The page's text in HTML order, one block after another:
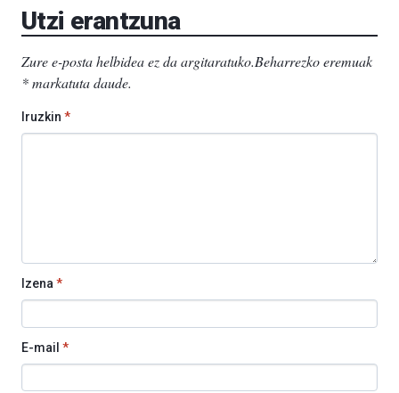
Utzi erantzuna
Zure e-posta helbidea ez da argitaratuko.Beharrezko eremuak
*markatuta daude.
Iruzkin *
Izena *
E-mail *